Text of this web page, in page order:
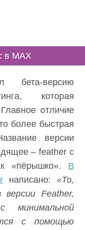
в MAX
бета-версию
которая
отличие
более быстрая
версии
– feather с
«пёрышко». В
написано: «То,
Feather,
минимальной
с помощью